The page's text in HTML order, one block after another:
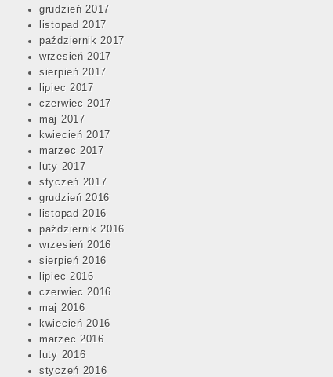
grudzień 2017
listopad 2017
październik 2017
wrzesień 2017
sierpień 2017
lipiec 2017
czerwiec 2017
maj 2017
kwiecień 2017
marzec 2017
luty 2017
styczeń 2017
grudzień 2016
listopad 2016
październik 2016
wrzesień 2016
sierpień 2016
lipiec 2016
czerwiec 2016
maj 2016
kwiecień 2016
marzec 2016
luty 2016
styczeń 2016